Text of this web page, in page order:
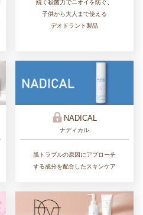
続く殺菌力でニオイを防ぐ、
子供から大人まで使える
デオドラント製品
NADICAL
ナディカル
肌トラブルの原因にアプローチ
する成分を配合したスキンケア